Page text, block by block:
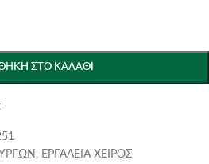
ΣΤΟ ΚΑΛΆΘΙ
, ΕΡΓΑΛΕΙΑ ΧΕΙΡΟΣ